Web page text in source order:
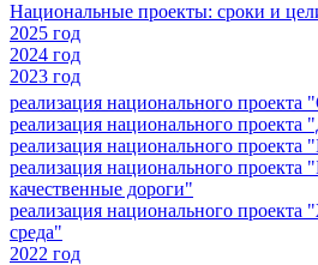
Национальные проекты: сроки и
2025 год
2024 год
2023 год
реализация национального проекта
реализация национального проекта
реализация национального проекта
реализация национального проекта
качественные дороги"
реализация национального проекта
среда"
2022 год